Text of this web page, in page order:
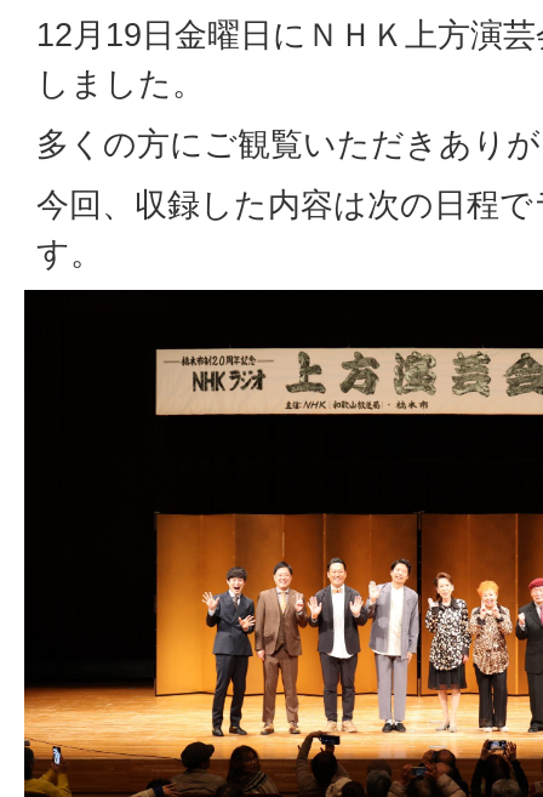
12月19日金曜日にＮＨＫ上方演
しました。
多くの方にご観覧いただきあり
今回、収録した内容は次の日程
す。